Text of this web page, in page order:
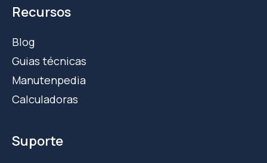
Recursos
Blog
Guias técnicas
Manutenpedia
Calculadoras
Suporte